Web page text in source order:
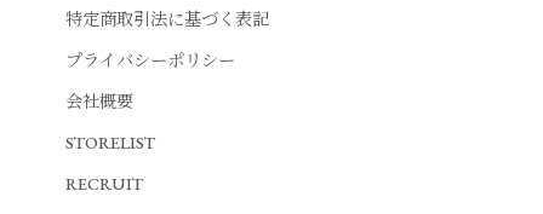
特定商取引法に基づく表記
プライバシーポリシー
会社概要
STORELIST
RECRUIT